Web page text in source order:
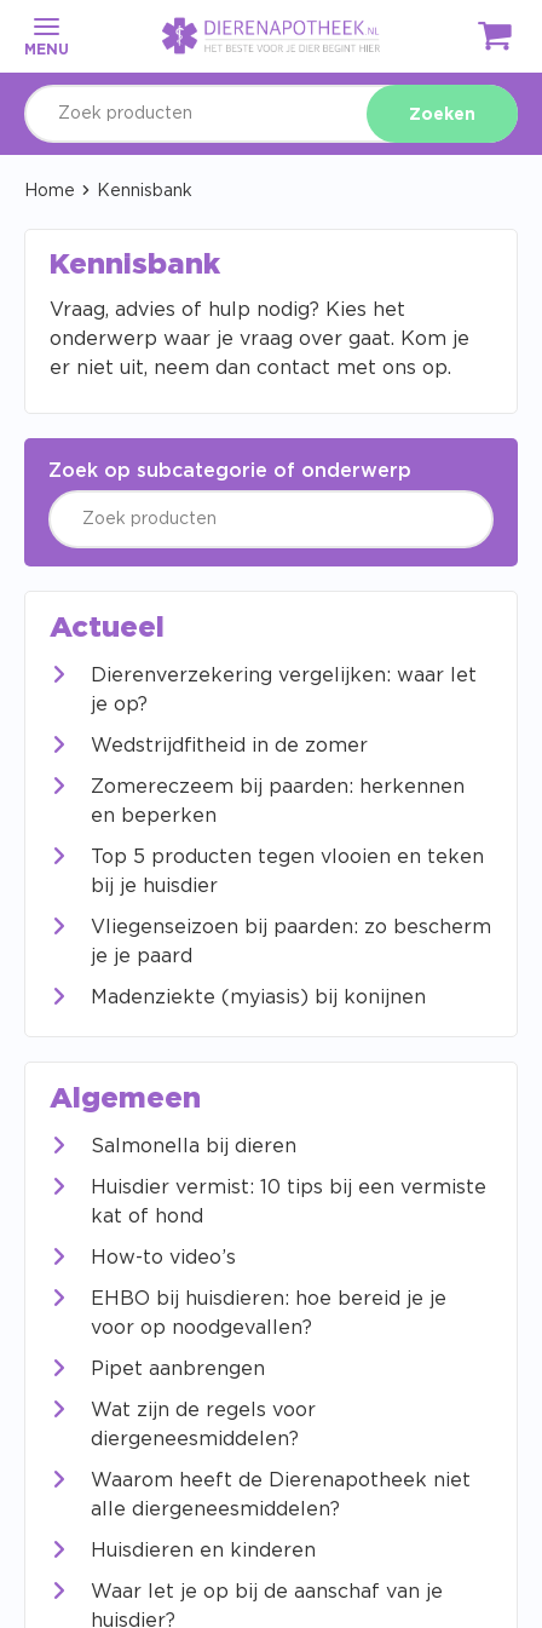
MENU
Zoeken
Home Kennisbank
Kennisbank
Vraag, advies of hulp nodig? Kies het
onderwerp waar je vraag over gaat. Kom je
er niet uit, neem dan contact met ons op.
Zoek op subcategorie of onderwerp
Actueel
Dierenverzekering vergelijken: waar let
je op?
Wedstrijdfitheid in de zomer
Zomereczeem bij paarden: herkennen
en beperken
Top 5 producten tegen vlooien en teken
bij je huisdier
Vliegenseizoen bij paarden: zo bescherm
je je paard
Madenziekte (myiasis) bij konijnen
Algemeen
Salmonella bij dieren
Huisdier vermist: 10 tips bij een vermiste
kat of hond
How-to video’s
EHBO bij huisdieren: hoe bereid je je
voor op noodgevallen?
Pipet aanbrengen
Wat zijn de regels voor
diergeneesmiddelen?
Waarom heeft de Dierenapotheek niet
alle diergeneesmiddelen?
Huisdieren en kinderen
Waar let je op bij de aanschaf van je
huisdier?